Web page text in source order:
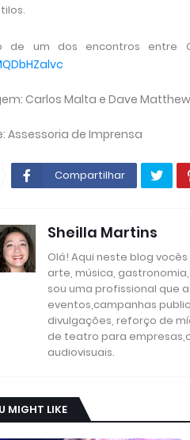
de um dos encontros entre
Carlos Malta e Dave
Assessoria de Imprensa
Compartilhar
Sheilla Martins
Olá! Aqui neste blog
arte, música,
sou uma profissional que
eventos,campanhas
divulgações, reforço de
de teatro para
audiovisuais.
MIGHT LIKE